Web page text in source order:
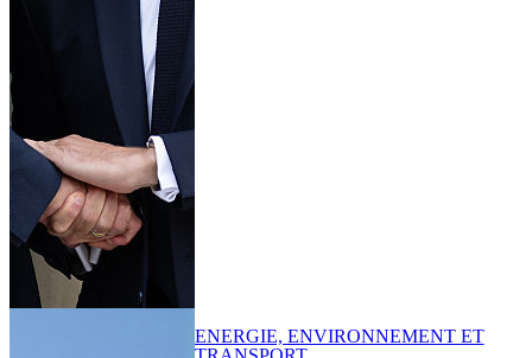
ENERGIE, ENVIRONNEMENT ET